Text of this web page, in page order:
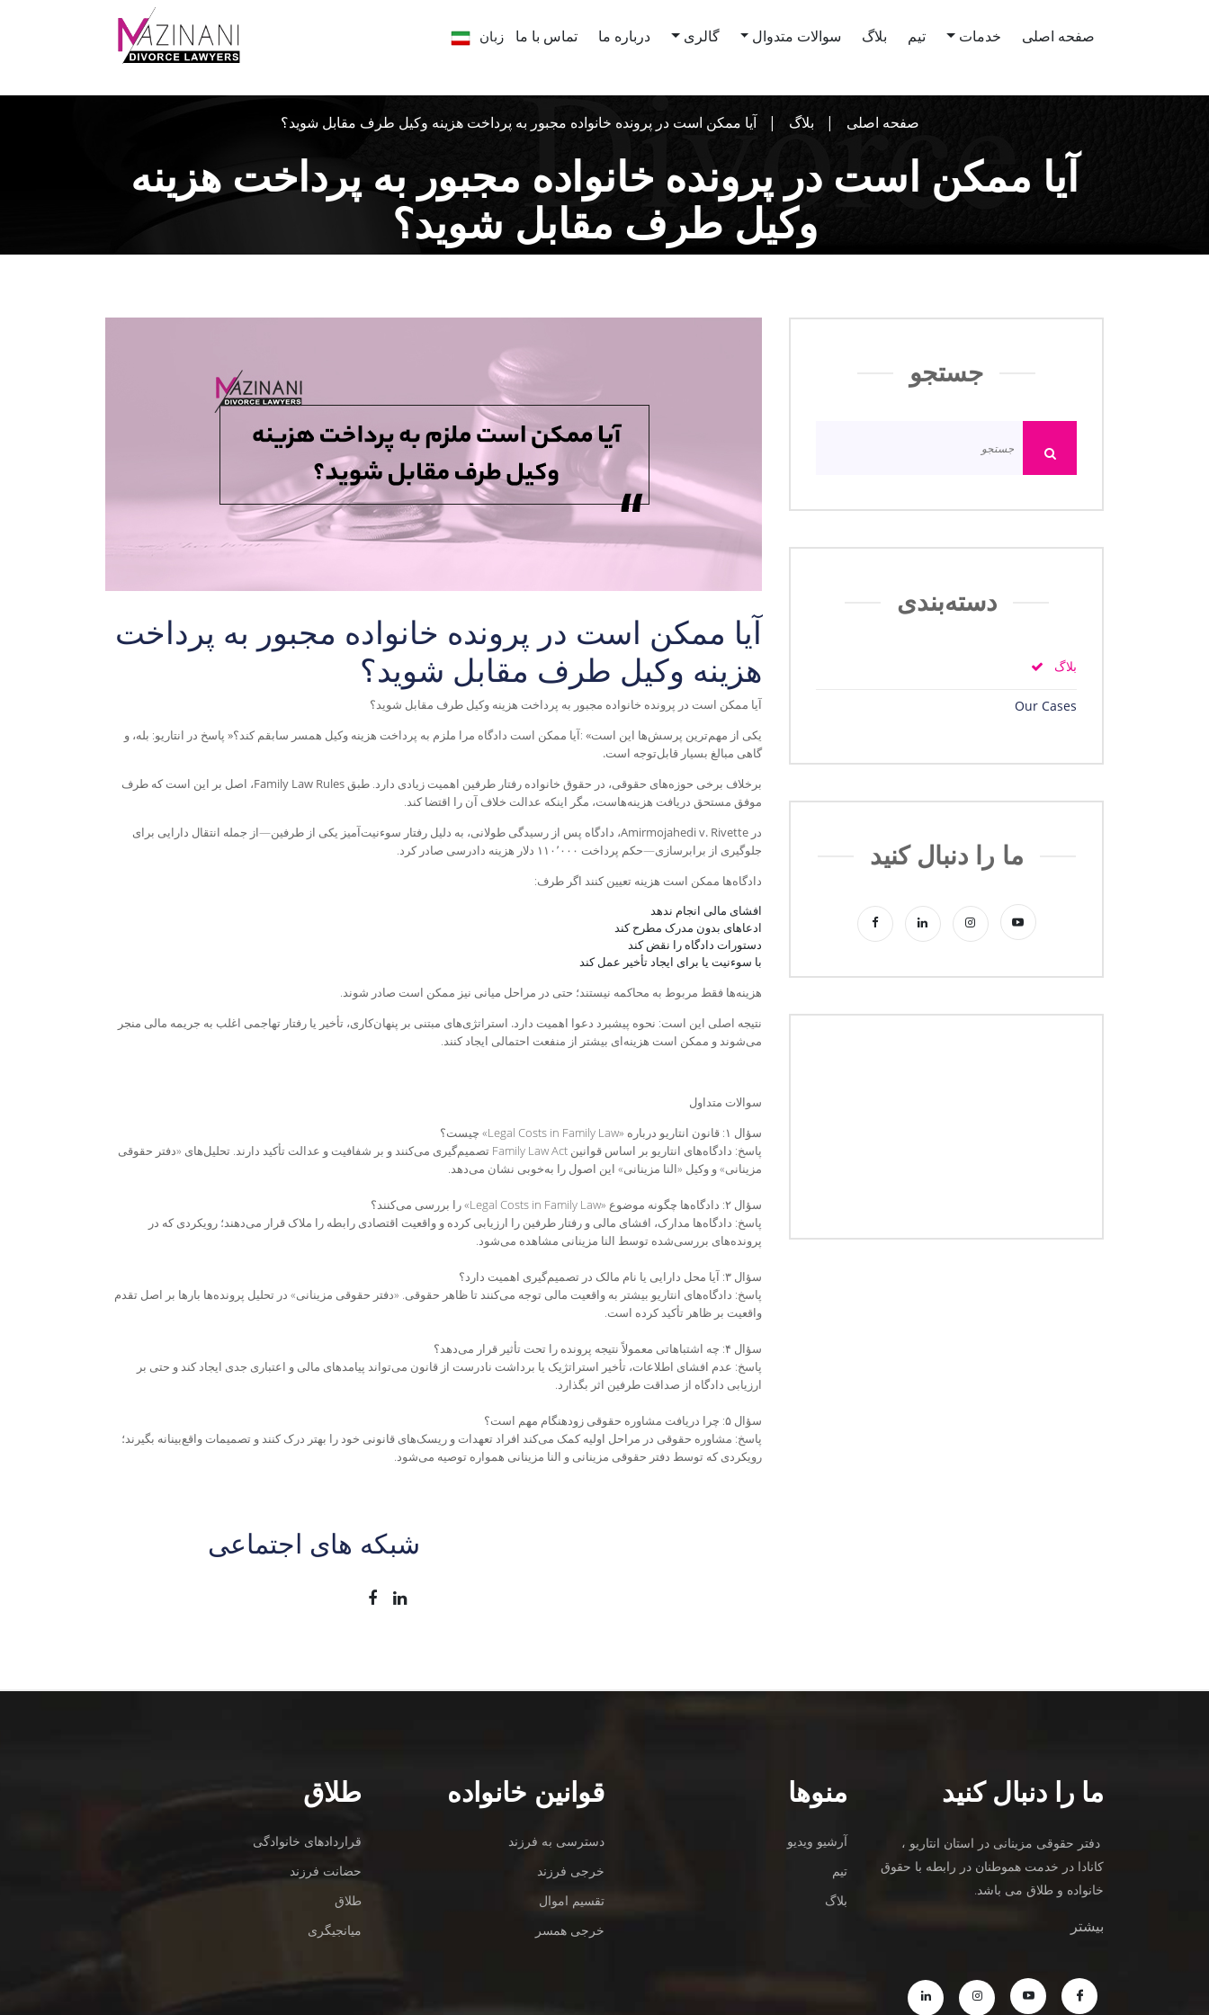
صفحه اصلی خدمات تیم بلاگ سوالات متدوال گالری درباره ما تماس با ما زبان
صفحه اصلی بلاگ آیا ممکن است در پرونده خانواده مجبور به پرداخت هزینه وکیل طرف مقابل شوید؟
آیا ممکن است در پرونده خانواده مجبور به پرداخت هزینه
وکیل طرف مقابل شوید؟
آیا ممکن است در پرونده خانواده مجبور به پرداخت
هزینه وکیل طرف مقابل شوید؟
آیا ممکن است در پرونده خانواده مجبور به پرداخت هزینه وکیل طرف مقابل شوید؟
یکی از مهم‌ترین پرسش‌ها این است
: « آیا ممکن است دادگاه مرا ملزم به پرداخت هزینه وکیل همسر سابقم کند؟» پاسخ در انتاریو: بله، و
گاهی مبالغ بسیار قابل‌توجه است.
برخلاف برخی حوزه‌های حقوقی، در حقوق خانواده رفتار طرفین اهمیت زیادی دارد. طبقFamily Law Rules، اصل بر این است که طرف
موفق مستحق دریافت هزینه‌هاست، مگر اینکه عدالت خلاف آن را اقتضا کند.
در Amirmojahedi v. Rivette، دادگاه پس از رسیدگی طولانی، به دلیل رفتار سوءنیت‌آمیز یکی از طرفین—از جمله انتقال دارایی برای
جلوگیری از برابر‌سازی—حکم پرداخت
۱۱۰٬۰۰۰ دلار هزینه دادرسی صادر کرد.
دادگاه‌ها ممکن است هزینه تعیین کنند اگر طرف:
افشای مالی انجام ندهد
ادعاهای بدون مدرک مطرح کند
دستورات دادگاه را نقض کند
با سوءنیت یا برای ایجاد تأخیر عمل کند
هزینه‌ها فقط مربوط به محاکمه نیستند؛ حتی در مراحل میانی نیز ممکن است صادر شوند.
نتیجه اصلی این است: نحوه پیشبرد دعوا اهمیت دارد. استراتژی‌های مبتنی بر پنهان‌کاری، تأخیر یا رفتار تهاجمی اغلب به جریمه مالی منجر
می‌شوند و ممکن است هزینه‌ای بیشتر از منفعت احتمالی ایجاد کنند.
سوالات متداول
سؤال ۱: قانون انتاریو درباره «Legal Costs in Family Law» چیست؟
پاسخ: دادگاه‌های انتاریو بر اساس قوانین Family Law Act تصمیم‌گیری می‌کنند و بر شفافیت و عدالت تأکید دارند. تحلیل‌های «دفتر حقوقی
مزینانی» و وکیل «النا مزینانی» این اصول را به‌خوبی نشان می‌دهد.
سؤال ۲: دادگاه‌ها چگونه موضوع «Legal Costs in Family Law» را بررسی می‌کنند؟
پاسخ: دادگاه‌ها مدارک، افشای مالی و رفتار طرفین را ارزیابی کرده و واقعیت اقتصادی رابطه را ملاک قرار می‌دهند؛ رویکردی که در
پرونده‌های بررسی‌شده توسط النا مزینانی مشاهده می‌شود.
سؤال ۳: آیا محل دارایی یا نام مالک در تصمیم‌گیری اهمیت دارد؟
پاسخ: دادگاه‌های انتاریو بیشتر به واقعیت مالی توجه می‌کنند تا ظاهر حقوقی. «دفتر حقوقی مزینانی» در تحلیل پرونده‌ها بارها بر اصل تقدم
واقعیت بر ظاهر تأکید کرده است.
سؤال ۴: چه اشتباهاتی معمولاً نتیجه پرونده را تحت تأثیر قرار می‌دهد؟
پاسخ: عدم افشای اطلاعات، تأخیر استراتژیک یا برداشت نادرست از قانون می‌تواند پیامدهای مالی و اعتباری جدی ایجاد کند و حتی بر
ارزیابی دادگاه از صداقت طرفین اثر بگذارد.
سؤال ۵: چرا دریافت مشاوره حقوقی زودهنگام مهم است؟
پاسخ: مشاوره حقوقی در مراحل اولیه کمک می‌کند افراد تعهدات و ریسک‌های قانونی خود را بهتر درک کنند و تصمیمات واقع‌بینانه بگیرند؛
رویکردی که توسط دفتر حقوقی مزینانی و النا مزینانی همواره توصیه می‌شود.
شبکه های اجتماعی
جستجو
دسته‌بندی
بلاگ
Our Cases
ما را دنبال کنید
ما را دنبال کنید
دفتر حقوقی مزینانی در استان انتاریو ،
کانادا در خدمت هموطنان در رابطه با حقوق
خانواده و طلاق می باشد.
بیشتر
منوها
آرشیو ویدیو
تیم
بلاگ
قوانین خانواده
دسترسی به فرزند
خرجی فرزند
تقسیم اموال
خرجی همسر
طلاق
قراردادهای خانوادگی
حضانت فرزند
طلاق
میانجیگری